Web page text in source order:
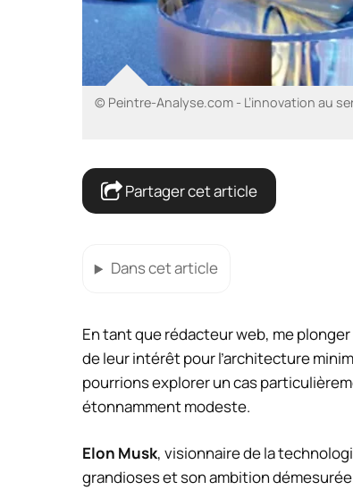
© Peintre-Analyse.com - L’innovation au
Partager cet article
Dans cet article
En tant que rédacteur web, me
de leur intérêt pour l’architecture
pourrions explorer un cas
étonnamment modeste.
Elon Musk, visionnaire de la
grandioses et son ambition